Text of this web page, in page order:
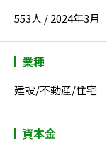
553人 / 2024年3月
業種
建設/不動産/住宅
資本金